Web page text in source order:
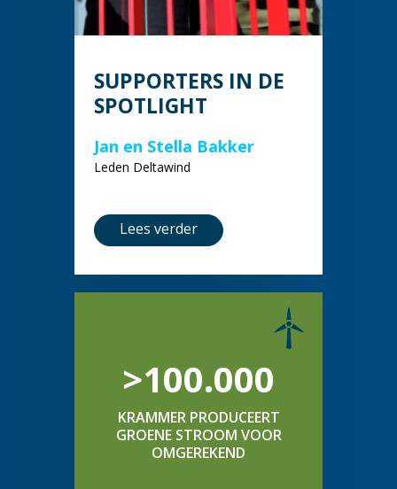
SUPPORTERS IN DE
SPOTLIGHT
Jan en Stella Bakker
Leden Deltawind
Lees verder
>100.000
KRAMMER PRODUCEERT
GROENE STROOM VOOR
OMGEREKEND